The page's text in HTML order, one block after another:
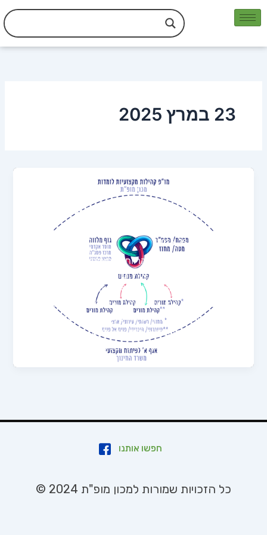
דילוג
לתוכן
23 במרץ 2025
, תיאוריה
מודל המניפה להפעלת קהילות מקצועיות
לומדות במערכת החינוך בישראל
מרץ 23, 2025
מודל המניפה הוא המודל הרווח להפעלת תוכניות של
קמל"ד במערכת החינוך בארץ. מודל זה מבוסס בין היתר
על עבודותיהם של קבוצת הפיזיקה במחלקה להוראת
המדעים במכון וייצמן. עם השנים עודכן המודל בהתאם
לממצאי תהליכי מחקר והערכה שנעשו על ידי מו"פ קהילות
הקמל"ד פועלות במסגרת מודל המניפה. במודל זה […]
חפשו אותנו
כל הזכויות שמורות למכון מופ"ת 2024 ©